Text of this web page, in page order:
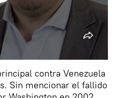
contra Venezuela
Sin mencionar el fallido